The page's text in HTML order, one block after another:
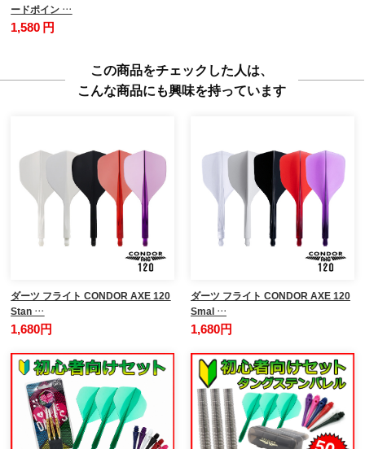
ードポイン …
1,580 円
この商品をチェックした人は、
こんな商品にも興味を持っています
ダーツ フライト CONDOR AXE 120
Stan …
1,680円
ダーツ フライト CONDOR AXE 120
Smal …
1,680円